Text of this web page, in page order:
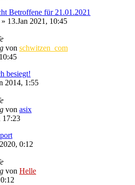
Betroffene für 21.01.2021
» 13.Jan 2021, 10:45
von schwitzen_com
besiegt!
2014, 1:55
von asix
17:23
0:12
von Helle